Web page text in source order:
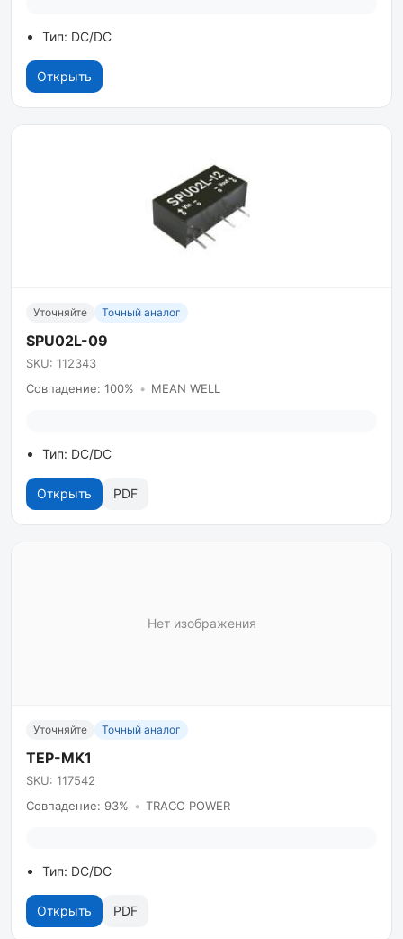
Тип: DC/DC
Открыть
Уточняйте Точный аналог
SPU02L-09
SKU: 112343
Совпадение: 100% • MEAN WELL
Тип: DC/DC
Открыть PDF
Нет изображения
Уточняйте Точный аналог
TEP-MK1
SKU: 117542
Совпадение: 93% • TRACO POWER
Тип: DC/DC
Открыть PDF